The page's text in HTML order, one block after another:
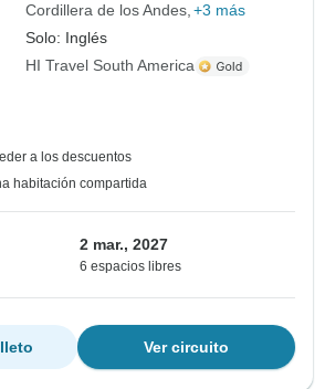
Cordillera de los Andes +3 más
Solo: Inglés
HI Travel South America
a los descuentos
habitación compartida
2 mar., 2027
6 espacios libres
Ver circuito